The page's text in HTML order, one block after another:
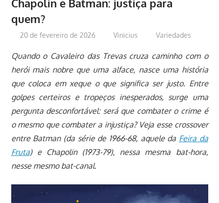
quem?
20 de fevereiro de 2026 Vinicius Variedades
Quando o Cavaleiro das Trevas cruza caminho com o
herói mais nobre que uma alface, nasce uma história
que coloca em xeque o que significa ser justo. Entre
golpes certeiros e tropeços inesperados, surge uma
pergunta desconfortável: será que combater o crime é
o mesmo que combater a injustiça? Veja esse crossover
entre Batman (da série de 1966-68, aquele da Feira da
Fruta) e Chapolin (1973-79), nessa mesma bat-hora,
nesse mesmo bat-canal.